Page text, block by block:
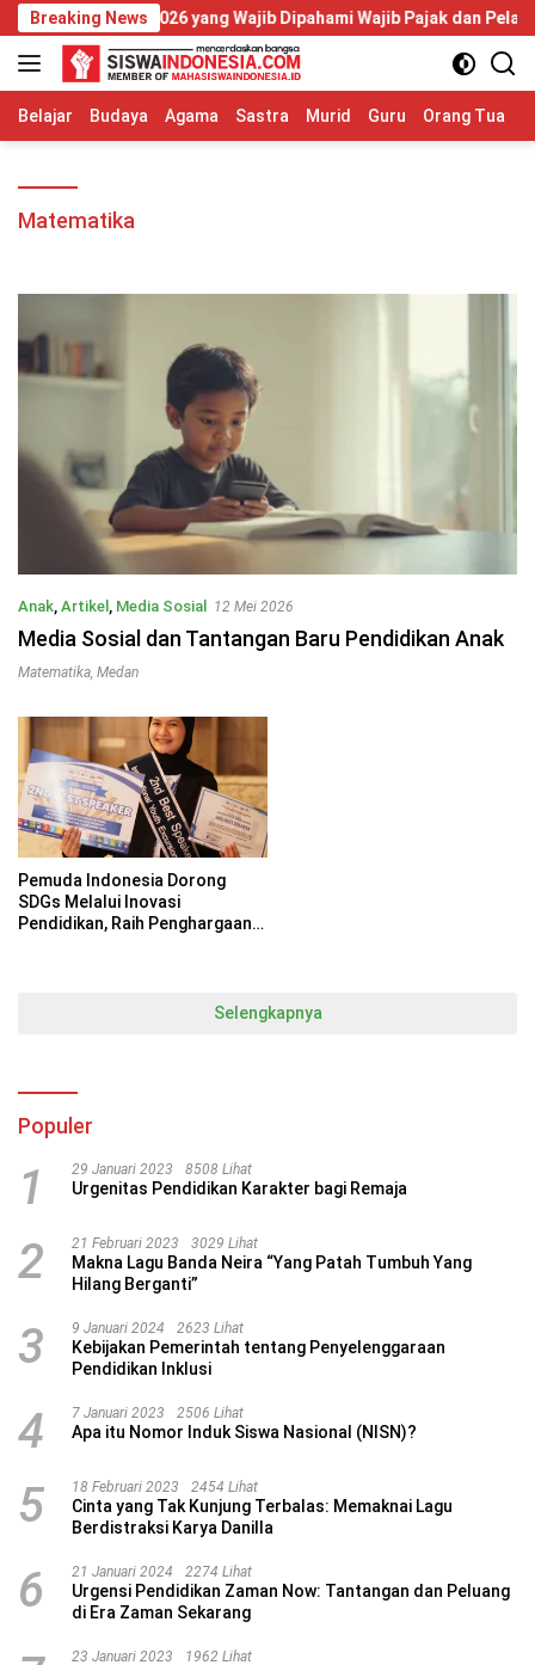
Langsung
ke
konten
Breaking News
20 Tahun 2026 yang Wajib Dipahami Wajib Pajak dan Pelaku
Belajar Budaya Agama Sastra Murid Guru Orang Tua
Matematika
Anak, Artikel , Media Sosial 12 Mei 2026
Media Sosial dan Tantangan Baru Pendidikan Anak
Matematika, Medan
Pemuda Indonesia Dorong
SDGs Melalui Inovasi
Pendidikan, Raih Penghargaan
Selengkapnya
Populer
1 29 Januari 2023 8508 Lihat
Urgenitas Pendidikan Karakter bagi Remaja
2 21 Februari 2023 3029 Lihat
Makna Lagu Banda Neira “Yang Patah Tumbuh Yang
Hilang Berganti”
3 9 Januari 2024 2623 Lihat
Kebijakan Pemerintah tentang Penyelenggaraan
Pendidikan Inklusi
4 7 Januari 2023 2506 Lihat
Apa itu Nomor Induk Siswa Nasional (NISN)?
5 18 Februari 2023 2454 Lihat
Cinta yang Tak Kunjung Terbalas: Memaknai Lagu
Berdistraksi Karya Danilla
6 21 Januari 2024 2274 Lihat
Urgensi Pendidikan Zaman Now: Tantangan dan Peluang
di Era Zaman Sekarang
23 Januari 2023 1962 Lihat